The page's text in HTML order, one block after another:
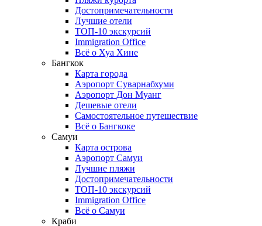
Достопримечательности
Лучшие отели
ТОП-10 экскурсий
Immigration Office
Всё о Хуа Хине
Бангкок
Карта города
Аэропорт Суварнабхуми
Аэропорт Дон Муанг
Дешевые отели
Самостоятельное путешествие
Всё о Бангкоке
Самуи
Карта острова
Аэропорт Самуи
Лучшие пляжи
Достопримечательности
ТОП-10 экскурсий
Immigration Office
Всё о Самуи
Краби